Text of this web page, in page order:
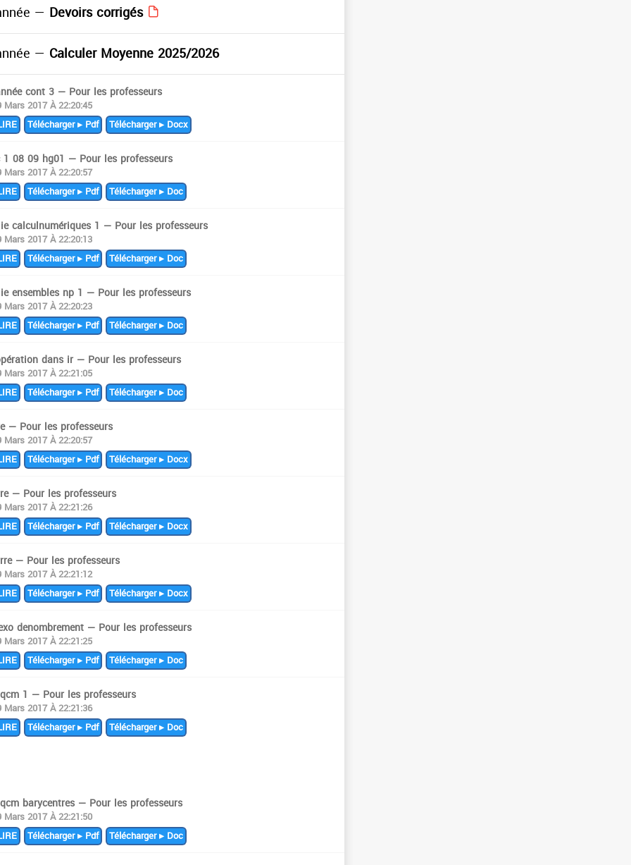
— Devoirs corrigés
— Calculer Moyenne 2025/2026
cont 3 — Pour les professeurs
Mars 2017 À 22:20:45
Télécharger ▸ Pdf Télécharger ▸ Docx
08 09 hg01 — Pour les professeurs
Mars 2017 À 22:20:57
Télécharger ▸ Pdf Télécharger ▸ Doc
calculnumériques 1 — Pour les professeurs
Mars 2017 À 22:20:13
Télécharger ▸ Pdf Télécharger ▸ Doc
ensembles np 1 — Pour les professeurs
Mars 2017 À 22:20:23
Télécharger ▸ Pdf Télécharger ▸ Doc
dans ir — Pour les professeurs
Mars 2017 À 22:21:05
Télécharger ▸ Pdf Télécharger ▸ Doc
— Pour les professeurs
Mars 2017 À 22:20:57
Télécharger ▸ Pdf Télécharger ▸ Docx
— Pour les professeurs
Mars 2017 À 22:21:26
Télécharger ▸ Pdf Télécharger ▸ Docx
— Pour les professeurs
Mars 2017 À 22:21:12
Télécharger ▸ Pdf Télécharger ▸ Docx
denombrement — Pour les professeurs
Mars 2017 À 22:21:25
Télécharger ▸ Pdf Télécharger ▸ Doc
1 — Pour les professeurs
Mars 2017 À 22:21:36
Télécharger ▸ Pdf Télécharger ▸ Doc
barycentres — Pour les professeurs
Mars 2017 À 22:21:50
Télécharger ▸ Pdf Télécharger ▸ Doc